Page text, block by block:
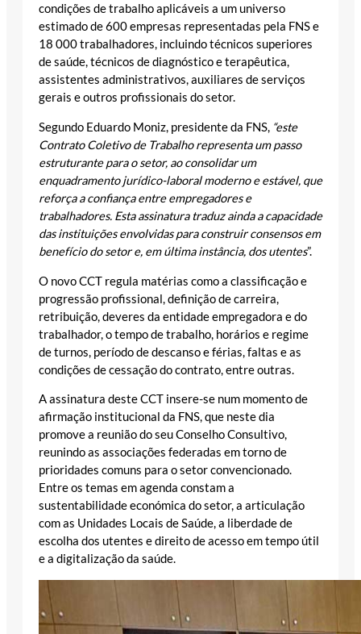
condições de trabalho aplicáveis a um universo
estimado de 600 empresas representadas pela FNS e
18 000 trabalhadores, incluindo técnicos superiores
de saúde, técnicos de diagnóstico e terapêutica,
assistentes administrativos, auxiliares de serviços
gerais e outros profissionais do setor.
Segundo Eduardo Moniz, presidente da FNS, “este
Contrato Coletivo de Trabalho representa um passo
estruturante para o setor, ao consolidar um
enquadramento jurídico-laboral moderno e estável, que
reforça a confiança entre empregadores e
trabalhadores. Esta assinatura traduz ainda a capacidade
das instituições envolvidas para construir consensos em
benefício do setor e, em última instância, dos utentes”.
O novo CCT regula matérias como a classificação e
progressão profissional, definição de carreira,
retribuição, deveres da entidade empregadora e do
trabalhador, o tempo de trabalho, horários e regime
de turnos, período de descanso e férias, faltas e as
condições de cessação do contrato, entre outras.
A assinatura deste CCT insere-se num momento de
afirmação institucional da FNS, que neste dia
promove a reunião do seu Conselho Consultivo,
reunindo as associações federadas em torno de
prioridades comuns para o setor convencionado.
Entre os temas em agenda constam a
sustentabilidade económica do setor, a articulação
com as Unidades Locais de Saúde, a liberdade de
escolha dos utentes e direito de acesso em tempo útil
e a digitalização da saúde.